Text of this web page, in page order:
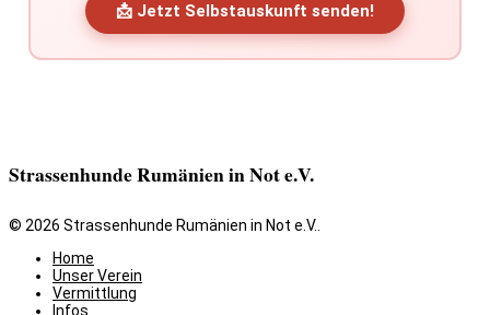
📩 Jetzt Selbstauskunft senden!
Strassenhunde Rumänien in Not e.V.
© 2026 Strassenhunde Rumänien in Not e.V..
Home
Unser Verein
Vermittlung
Infos